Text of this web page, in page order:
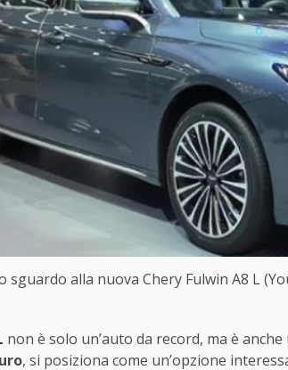
sguardo alla nuova Chery Fulwin A8 L
non è solo un’auto da record, ma è
, si posiziona come un’opzione